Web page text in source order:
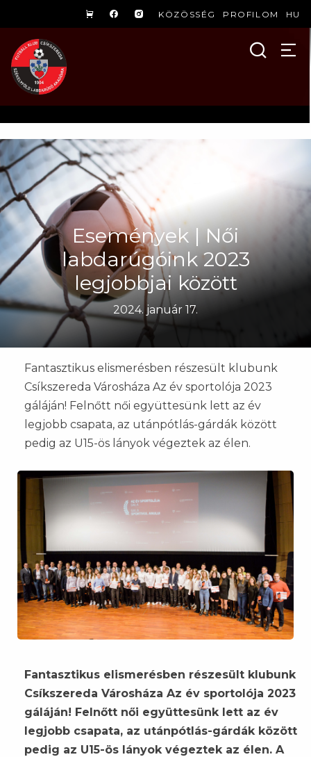
KÖZÖSSÉG PROFILOM HU
Események | Női
labdarúgóink 2023
legjobbjai között
2024. január 17.
Fantasztikus elismerésben részesült klubunk
Csíkszereda Városháza Az év sportolója 2023
gáláján! Felnőtt női együttesünk lett az év
legjobb csapata, az utánpótlás-gárdák között
pedig az U15-ös lányok végeztek az élen.
Fantasztikus elismerésben részesült klubunk
Csíkszereda Városháza Az év sportolója 2023
gáláján! Felnőtt női együttesünk lett az év
legjobb csapata, az utánpótlás-gárdák között
pedig az U15-ös lányok végeztek az élen. A